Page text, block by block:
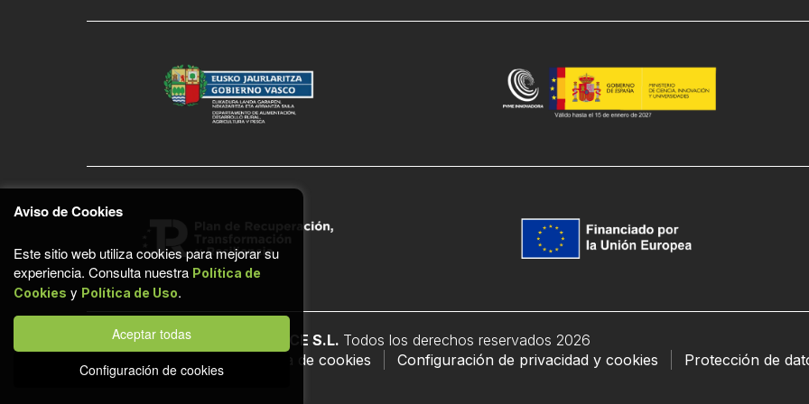
© COMADERA ECOMMERCE S.L. Todos los derechos reservados 2026
Política de cookies Configuración de privacidad y cookies Protección de
Aviso de Cookies
Este sitio web utiliza cookies para mejorar su
experiencia. Consulta nuestra Política de
Cookies y Política de Uso.
Aceptar todas
Configuración de cookies